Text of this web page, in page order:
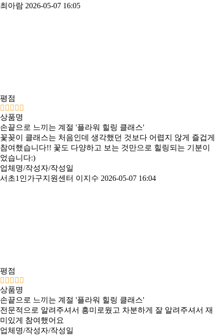
최아람 2026-05-07 16:05
평점
상품명
손끝으로 느끼는 계절 '플라워 힐링 클래스'
꽃꽂이 클래스는 처음인데 생각했던 것보다 어렵지 않게 즐겁게
참여했습니다!! 꽃도 다양하고 보는 것만으로 힐링되는 기분이
었습니다:)
업체명/작성자/작성일
서초1인가구지원센터 이지수 2026-05-07 16:04
평점
상품명
손끝으로 느끼는 계절 '플라워 힐링 클래스'
전문적으로 알려주셔서 흥미로웠고 차분하게 잘 알려주셔서 재
미있게 참여했어요
업체명/작성자/작성일